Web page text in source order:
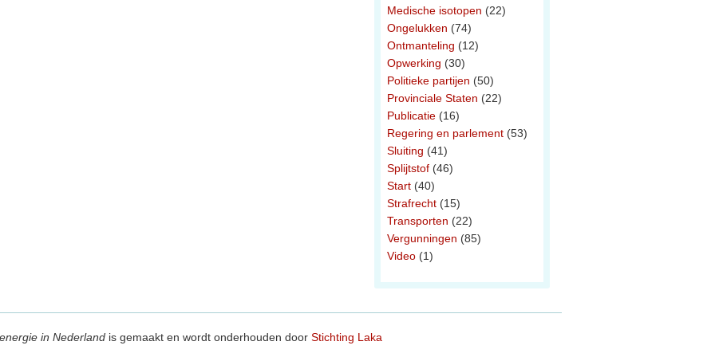
Medische isotopen (22)
Ongelukken (74)
Ontmanteling (12)
Opwerking (30)
Politieke partijen (50)
Provinciale Staten (22)
Publicatie (16)
Regering en parlement (53)
Sluiting (41)
Splijtstof (46)
Start (40)
Strafrecht (15)
Transporten (22)
Vergunningen (85)
Video (1)
in Nederland is gemaakt en wordt onderhouden door Stichting Laka